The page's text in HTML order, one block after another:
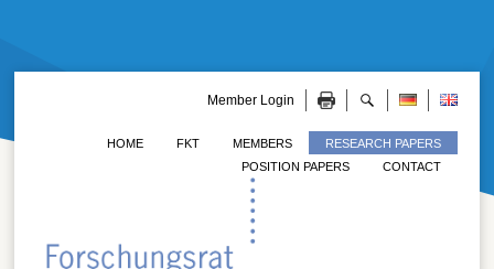
Member Login
HOME FKT MEMBERS
RESEARCH PAPERS
POSITION PAPERS
CONTACT